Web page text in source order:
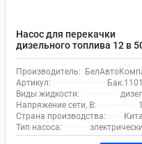
Насос для перекачки
дизельного топлива 12 в
л/м БелАк Стандарт
Производитель:
Артикул:
Виды жидкости:
Напряжение сети, В:
Страна производства:
Тип насоса: